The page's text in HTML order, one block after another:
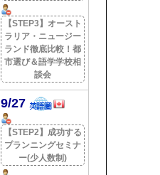
【STEP3】オースト
ラリア・ニュージー
ランド徹底比較！都
市選び＆語学学校相
談会
9/27
【STEP2】成功する
プランニングセミナ
ー(少人数制)